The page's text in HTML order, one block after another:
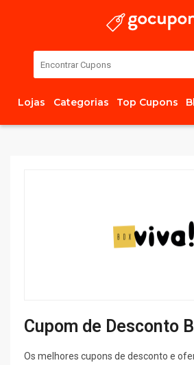
Lojas Categorias Top Cupons
Cupom de Desconto
Os melhores cupons de desconto e